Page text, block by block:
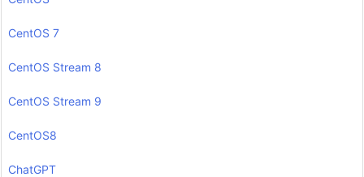
CentOS 7
CentOS Stream 8
CentOS Stream 9
CentOS8
ChatGPT